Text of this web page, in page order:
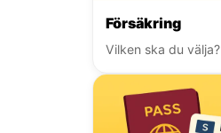
Försäkring
Vilken ska du välja?